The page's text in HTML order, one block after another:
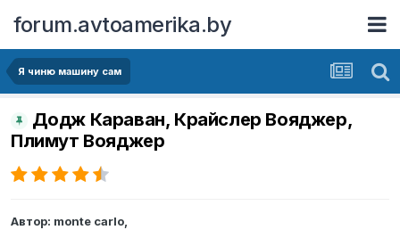
forum.avtoamerika.by
Я чиню машину сам
Додж Караван, Крайслер Вояджер,
Плимут Вояджер
Автор: monte carlo,